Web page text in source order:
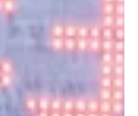
K 2025 reunió a la
Malecón Tajamar